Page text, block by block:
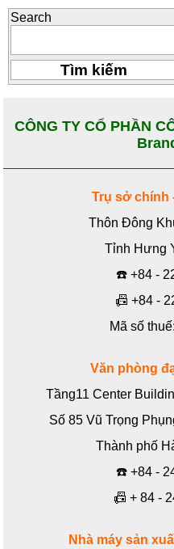
Search
CÔNG TY CỔ PHẦN
Trụ sở chính
Thôn Đông
Tỉnh Hưng
☎️ +84 -
📠 +84 -
Mã số
Văn phòng
Tầng11 Center
Số 85 Vũ Trọng
Thành phố
☎️ +84 -
📠 + 84 -
Nhà máy sản